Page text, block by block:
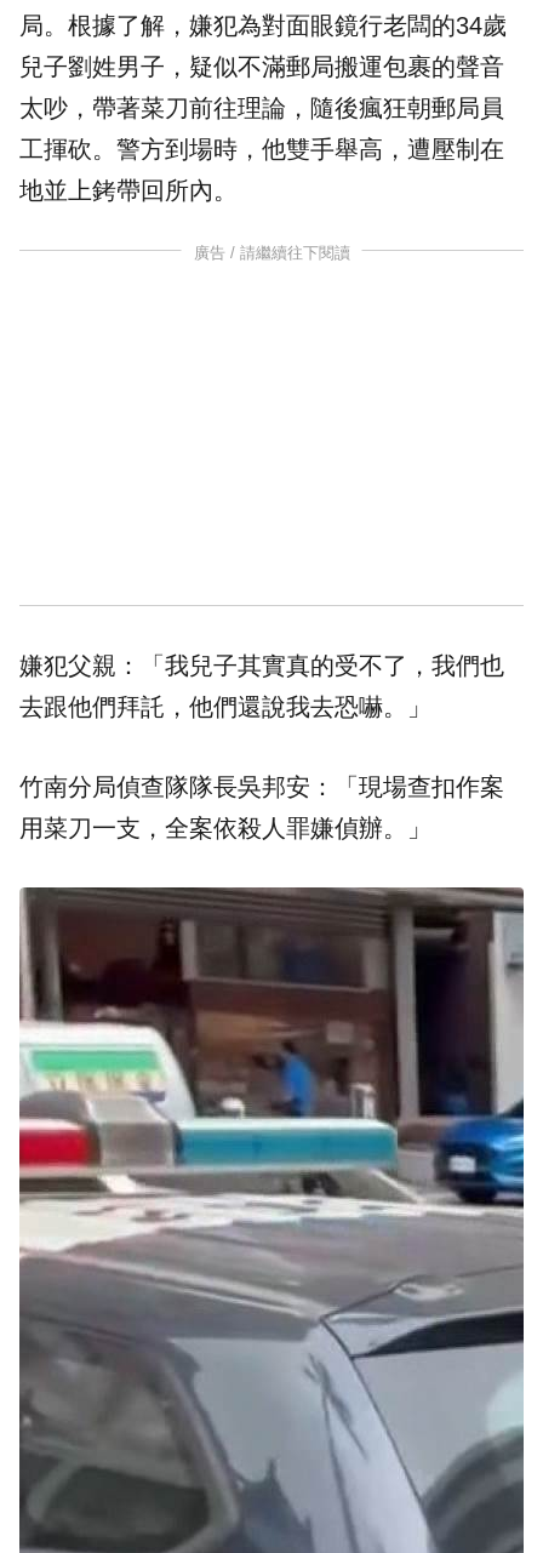
局。根據了解，嫌犯為對面眼鏡行老闆的34歲
兒子劉姓男子，疑似不滿郵局搬運包裹的聲音
太吵，帶著菜刀前往理論，隨後瘋狂朝郵局員
工揮砍。警方到場時，他雙手舉高，遭壓制在
地並上銬帶回所內。
廣告 / 請繼續往下閱讀
嫌犯父親：「我兒子其實真的受不了，我們也
去跟他們拜託，他們還說我去恐嚇。」
竹南分局偵查隊隊長吳邦安：「現場查扣作案
用菜刀一支，全案依殺人罪嫌偵辦。」